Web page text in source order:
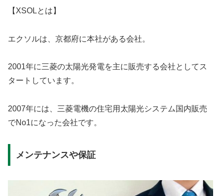
【XSOLとは】
エクソルは、京都府に本社がある会社。
2001年に三菱の太陽光発電を主に販売する会社としてス
タートしています。
2007年には、三菱電機の住宅用太陽光システム国内販売
でNo1になった会社です。
メンテナンスや保証